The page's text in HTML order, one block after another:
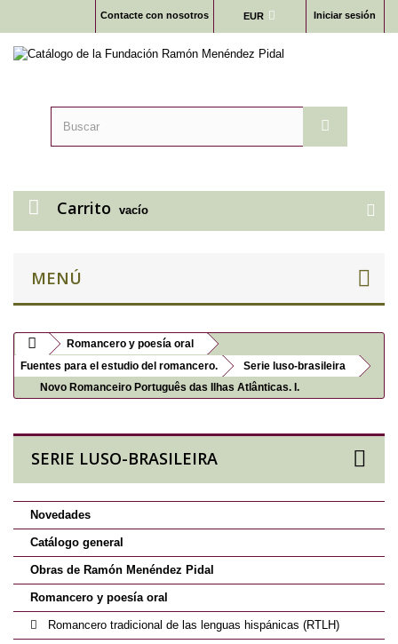
Iniciar sesión
EUR
Contacte con nosotros
Carrito vacío
MENÚ
Romancero y poesía oral
Fuentes para el estudio del romancero.
Serie luso-brasileira
Novo Romanceiro Português das Ilhas Atlânticas. I.
SERIE LUSO-BRASILEIRA
Novedades
Catálogo general
Obras de Ramón Menéndez Pidal
Romancero y poesía oral
Romancero tradicional de las lenguas hispánicas (RTLH)